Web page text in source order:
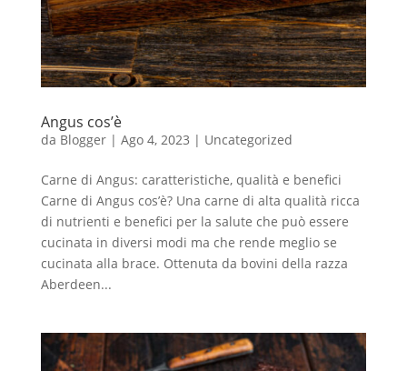
Angus cos’è
da Blogger| Ago 4, 2023 | Uncategorized
Carne di Angus: caratteristiche, qualità e benefici
Carne di Angus cos’è? Una carne di alta qualità ricca
di nutrienti e benefici per la salute che può essere
cucinata in diversi modi ma che rende meglio se
cucinata alla brace. Ottenuta da bovini della razza
Aberdeen...